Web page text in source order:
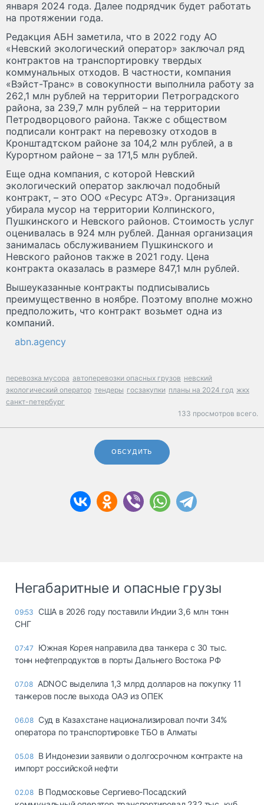
января 2024 года. Далее подрядчик будет работать
на протяжении года.
Редакция АБН заметила, что в 2022 году АО
«Невский экологический оператор» заключал ряд
контрактов на транспортировку твердых
коммунальных отходов. В частности, компания
«Вэйст-Транс» в совокупности выполнила работу за
262,1 млн рублей на территории Петроградского
района, за 239,7 млн рублей – на территории
Петродворцового района. Также с обществом
подписали контракт на перевозку отходов в
Кронштадтском районе за 104,2 млн рублей, а в
Курортном районе – за 171,5 млн рублей.
Еще одна компания, с которой Невский
экологический оператор заключал подобный
контракт, – это ООО «Ресурс АТЭ». Организация
убирала мусор на территории Колпинского,
Пушкинского и Невского районов. Стоимость услуг
оценивалась в 924 млн рублей. Данная организация
занималась обслуживанием Пушкинского и
Невского районов также в 2021 году. Цена
контракта оказалась в размере 847,1 млн рублей.
Вышеуказанные контракты подписывались
преимущественно в ноябре. Поэтому вполне можно
предположить, что контракт возьмет одна из
компаний.
abn.agency
перевозка мусора автоперевозки опасных грузов невский
экологический оператор тендеры госзакупки планы на 2024 год жкх
санкт-петербург
133 просмотров всего.
ОБСУДИТЬ
Негабаритные и опасные грузы
09:53
США в 2026 году поставили Индии 3,6 млн тонн
СНГ
07:47
Южная Корея направила два танкера с 30 тыс.
тонн нефтепродуктов в порты Дальнего Востока РФ
07.08 ADNOC выделила 1,3 млрд долларов на покупку 11
танкеров после выхода ОАЭ из ОПЕК
06.08 Суд в Казахстане национализировал почти 34%
оператора по транспортировке ТБО в Алматы
05.08 В Индонезии заявили о долгосрочном контракте на
импорт российской нефти
02.08 В Подмосковье Сергиево-Посадский